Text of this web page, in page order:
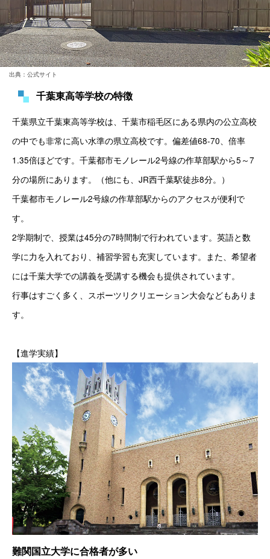
出典：公式サイト
千葉東高等学校の特徴
千葉県立千葉東高等学校は、千葉市稲毛区にある県内の公立高校
の中でも非常に高い水準の県立高校です。偏差値68-70、倍率
1.35倍ほどです。千葉都市モノレール2号線の作草部駅から5～7
分の場所にあります。（他にも、JR西千葉駅徒歩8分。）
千葉都市モノレール2号線の作草部駅からのアクセスが便利で
す。
2学期制で、授業は45分の7時間制で行われています。英語と数
学に力を入れており、補習学習も充実しています。また、希望者
には千葉大学での講義を受講する機会も提供されています。
行事はすごく多く、スポーツリクリエーション大会などもありま
す。
【進学実績】
難関国立大学に合格者が多い